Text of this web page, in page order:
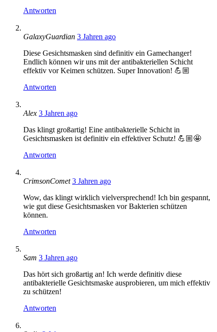
Antworten
GalaxyGuardian says:
3 Jahren ago
Diese Gesichtsmasken sind definitiv ein Gamechanger!
Endlich können wir uns mit der antibakteriellen Schicht
effektiv vor Keimen schützen. Super Innovation! 💪🏼
Antworten
Alex says:
3 Jahren ago
Das klingt großartig! Eine antibakterielle Schicht in
Gesichtsmasken ist definitiv ein effektiver Schutz! 💪🏼🤩
Antworten
CrimsonComet says:
3 Jahren ago
Wow, das klingt wirklich vielversprechend! Ich bin gespannt,
wie gut diese Gesichtsmasken vor Bakterien schützen
können.
Antworten
Sam says:
3 Jahren ago
Das hört sich großartig an! Ich werde definitiv diese
antibakterielle Gesichtsmaske ausprobieren, um mich effektiv
zu schützen!
Antworten